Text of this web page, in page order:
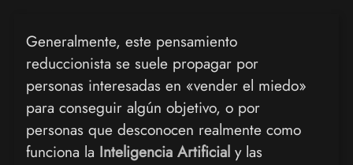
Generalmente, este pensamiento
reduccionista se suele propagar por
personas interesadas en «vender el miedo»
para conseguir algún objetivo, o por
personas que desconocen realmente como
funciona la Inteligencia Artificialy las